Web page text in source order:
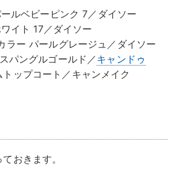
ルベビーピンク 7／ダイソー
イト 17／ダイソー
ラー パールグレージュ／ダイソー
パングルゴールド／キャンドゥ
トップコート／キャンメイク
おきます。